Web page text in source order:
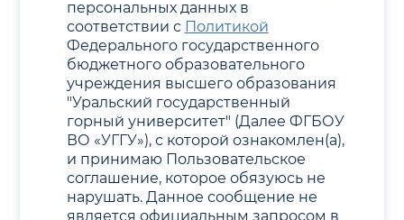
персональных данных в
соответствии с Политикой
Федерального государственного
бюджетного образовательного
учреждения высшего образования
"Уральский государственный
горный университет" (Далее ФГБОУ
ВО «УГГУ»), с которой ознакомлен(а),
и принимаю Пользовательское
соглашение, которое обязуюсь не
нарушать. Данное сообщение не
является официальным запросом в